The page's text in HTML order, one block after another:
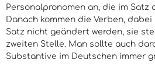
Personalpronomen an, die im Satz
Danach kommen die Verben,
Satz nicht geändert werden, sie
zweiten Stelle. Man sollte auch
Substantive im Deutschen immer